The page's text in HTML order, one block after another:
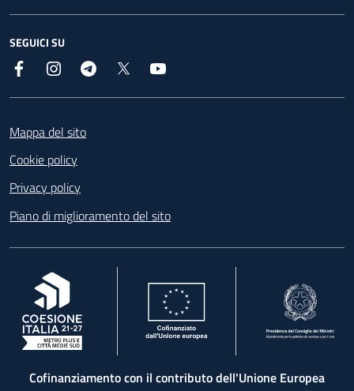
SEGUICI SU
Facebook InstagramTelegram
Mappa del sito
Cookie policy
Privacy policy
Piano di miglioramento del sito
, apre in una nuova scheda
Cofinanziamento con il contributo dell'Unione Europea